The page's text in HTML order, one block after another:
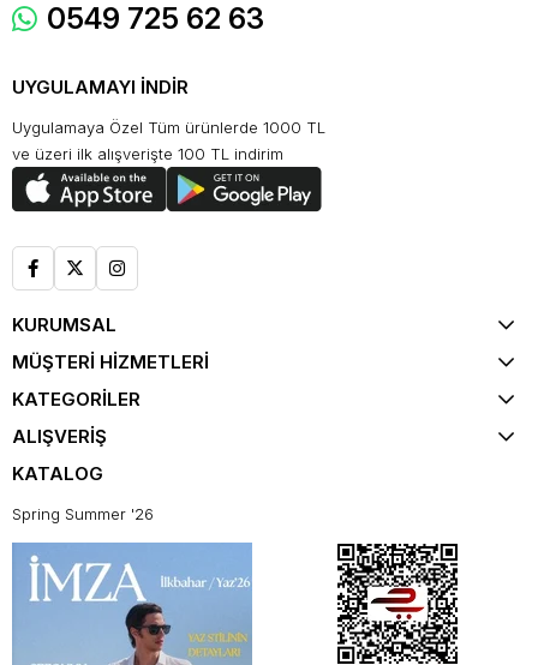
0549 725 62 63
UYGULAMAYI İNDİR
Uygulamaya Özel Tüm ürünlerde 1000 TL
ve üzeri ilk alışverişte 100 TL indirim
KURUMSAL
MÜŞTERİ HİZMETLERİ
KATEGORİLER
ALIŞVERİŞ
KATALOG
Spring Summer '26